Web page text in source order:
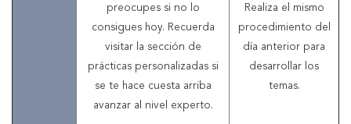
preocupes si no lo
consigues hoy. Recuerda
visitar la sección de
prácticas personalizadas si
se te hace cuesta arriba
avanzar al nivel experto.
Realiza el mismo
procedimiento del
día anterior para
desarrollar los
temas.